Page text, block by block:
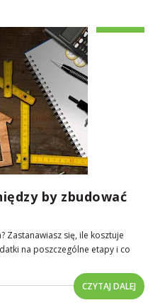
by zbudować
Zastanawiasz się, ile kosztuje
na poszczególne etapy i co
CZYTAJ DALEJ